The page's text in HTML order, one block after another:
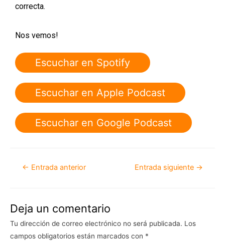
correcta.
Nos vemos!
Escuchar en Spotify
Escuchar en Apple Podcast
Escuchar en Google Podcast
← Entrada anterior Entrada siguiente →
Deja un comentario
Tu dirección de correo electrónico no será publicada. Los
campos obligatorios están marcados con *